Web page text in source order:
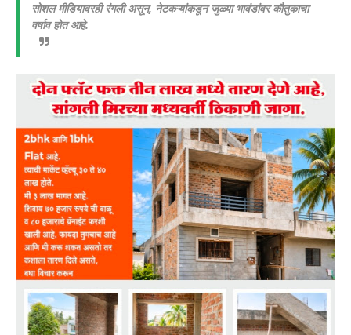
सोशल मीडियावरही रंगली असून, नेटकऱ्यांकडून जुळ्या भावंडांवर कौतुकाचा
वर्षाव होत आहे.